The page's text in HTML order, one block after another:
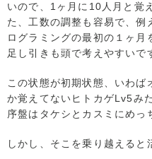
いので、1ヶ月に10人月と覚
た、工数の調整も容易で、
ログラミングの最初の１ヶ
足し引きも頭で考えやすいで
この状態が初期状態、いわば
か覚えてないヒトカゲLv5み
序盤はタケシとカスミにめっ
しかし、そこを乗り越えると